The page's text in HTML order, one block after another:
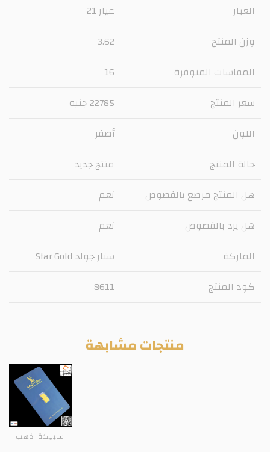
العيار
عيار 21
وزن المنتج
3.62
المقاسات المتوفرة
16
سعر المنتج
22785 جنيه
اللون
أصفر
حالة المنتج
منتج جديد
هل المنتج مرصع بالفصوص
نعم
هل يرد بالفصوص
نعم
الماركة
ستار جولد Star Gold
كود المنتج
8611
منتجات مشابهة
سبيكة ذهب